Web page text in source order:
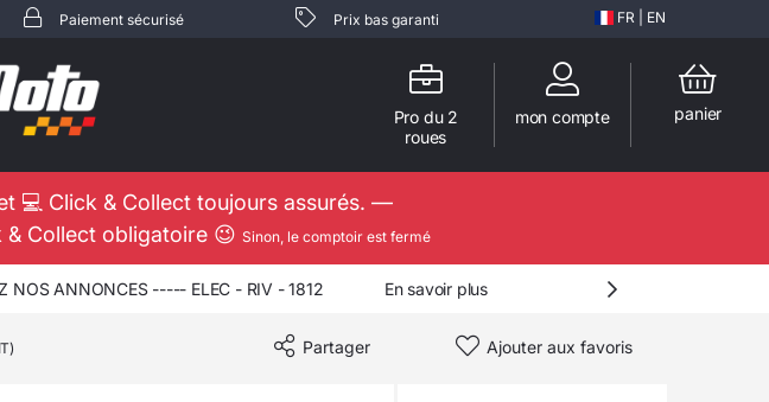
Paiement sécurisé Prix bas garanti FR EN
panier
mon compte
Pro du 2
roues
💻 Click & Collect toujours assurés. —
Collect obligatoire 😉 Sinon, le comptoir est fermé
NOS ANNONCES ----- ELEC - RIV - 1812 En savoir plus
Partager Ajouter aux favoris